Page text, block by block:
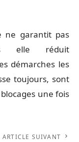
ne garantit pas
elle réduit
démarches les
toujours, sont
une fois
ARTICLE SUIVANT